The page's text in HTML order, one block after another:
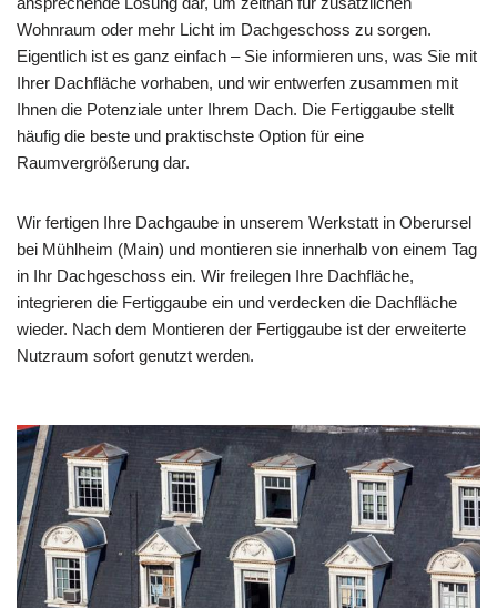
Wohnraum oder mehr Licht im Dachgeschoss zu sorgen.
Eigentlich ist es ganz einfach – Sie informieren uns, was Sie mit
Ihrer Dachfläche vorhaben, und wir entwerfen zusammen mit
Ihnen die Potenziale unter Ihrem Dach. Die Fertiggaube stellt
häufig die beste und praktischste Option für eine
Raumvergrößerung dar.
Wir fertigen Ihre Dachgaube in unserem Werkstatt in Oberursel
bei Mühlheim (Main) und montieren sie innerhalb von einem Tag
in Ihr Dachgeschoss ein. Wir freilegen Ihre Dachfläche,
integrieren die Fertiggaube ein und verdecken die Dachfläche
wieder. Nach dem Montieren der Fertiggaube ist der erweiterte
Nutzraum sofort genutzt werden.